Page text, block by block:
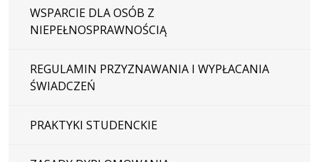
WSPARCIE DLA OSÓB Z
NIEPEŁNOSPRAWNOŚCIĄ
REGULAMIN PRZYZNAWANIA I WYPŁACANIA
ŚWIADCZEŃ
PRAKTYKI STUDENCKIE